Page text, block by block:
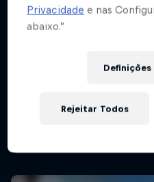
Kasso Fest Skate &
Privacidade e nas
abaixo.”
Rejeitar Todos